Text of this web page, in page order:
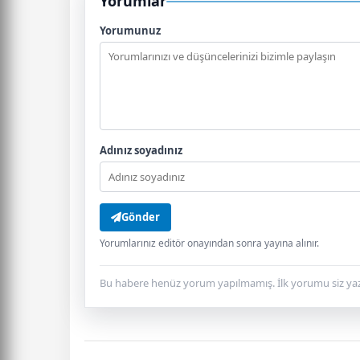
Yorumunuz
Adınız soyadınız
Gönder
Yorumlarınız editör onayından sonra yayına alınır.
Bu habere henüz yorum yapılmamış. İlk yorumu siz